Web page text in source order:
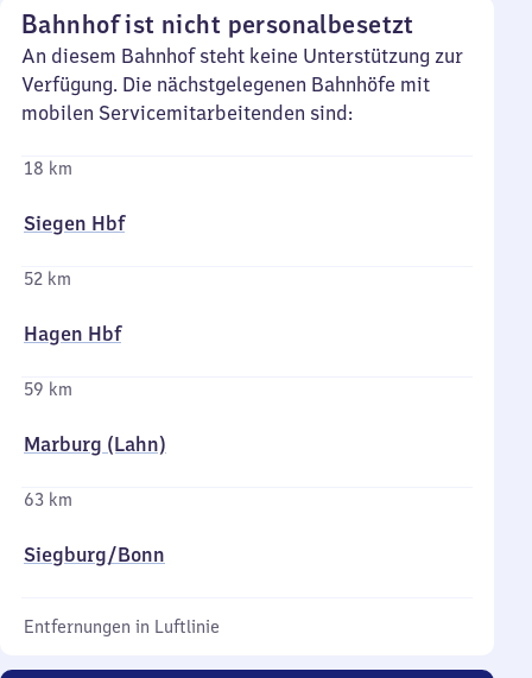
Bahnhof ist nicht personalbesetzt
An diesem Bahnhof steht keine Unterstützung zur
Verfügung. Die nächstgelegenen Bahnhöfe mit
mobilen Servicemitarbeitenden sind:
18 km
Siegen Hbf
52 km
Hagen Hbf
59 km
Marburg (Lahn)
63 km
Siegburg/​Bonn
Entfernungen in Luftlinie